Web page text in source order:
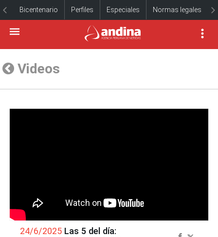
Bicentenario Perfiles Especiales Normas legales
Videos
24/6/2025 Las 5 del día: